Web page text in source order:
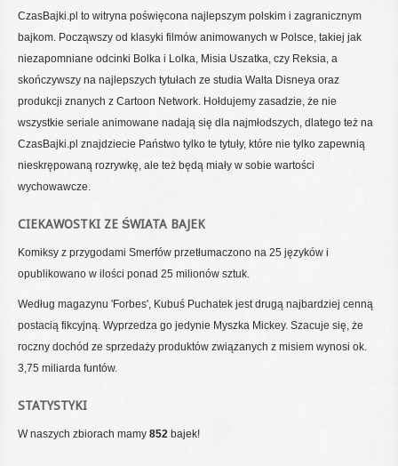
CzasBajki.pl to witryna poświęcona najlepszym polskim i zagranicznym
bajkom. Począwszy od klasyki filmów animowanych w Polsce, takiej jak
niezapomniane odcinki Bolka i Lolka, Misia Uszatka, czy Reksia, a
skończywszy na najlepszych tytułach ze studia Walta Disneya oraz
produkcji znanych z Cartoon Network. Hołdujemy zasadzie, że nie
wszystkie seriale animowane nadają się dla najmłodszych, dlatego też na
CzasBajki.pl znajdziecie Państwo tylko te tytuły, które nie tylko zapewnią
nieskrępowaną rozrywkę, ale też będą miały w sobie wartości
wychowawcze.
CIEKAWOSTKI ZE ŚWIATA BAJEK
Komiksy z przygodami Smerfów przetłumaczono na 25 języków i
opublikowano w ilości ponad 25 milionów sztuk.
Według magazynu 'Forbes', Kubuś Puchatek jest drugą najbardziej cenną
postacią fikcyjną. Wyprzedza go jedynie Myszka Mickey. Szacuje się, że
roczny dochód ze sprzedaży produktów związanych z misiem wynosi ok.
3,75 miliarda funtów.
STATYSTYKI
W naszych zbiorach mamy 852 bajek!